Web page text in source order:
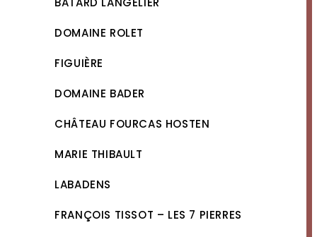
DOMAINE ROLET
FIGUIÈRE
DOMAINE BADER
CHÂTEAU FOURCAS HOSTEN
MARIE THIBAULT
LABADENS
FRANÇOIS TISSOT – LES 7 PIERRES